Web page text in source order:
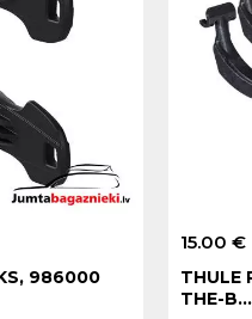
986000
15.00 €
THULE
THE-B...